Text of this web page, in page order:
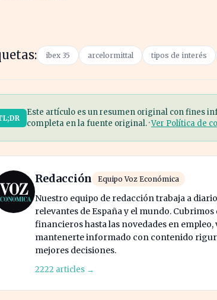
ibex 35 arcelormittal tipos de interés
Este artículo es un resumen original con fines
completa en la fuente original. ·Ver Política de
Redacción Equipo Voz Económica
Nuestro equipo de redacción trabaja a
relevantes de España y el mundo.
financieros hasta las novedades en
mantenerte informado con contenido
mejores decisiones.
2222 articles →